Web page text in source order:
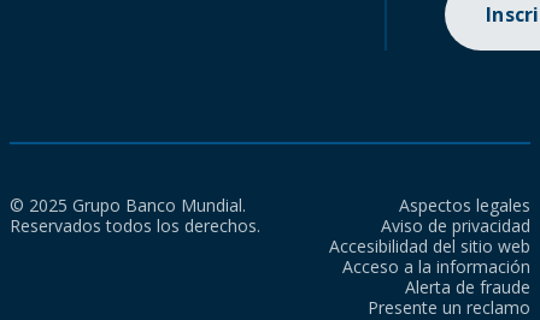
© 2025 Grupo Banco Mundial.
Reservados todos los derechos.
Aspectos legales
Aviso de privacidad
Accesibilidad del sitio web
Acceso a la información
Alerta de fraude
Presente un reclamo